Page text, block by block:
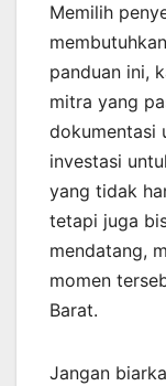
Memilih
panduan ini,
mitra yang
dokumentasi
investasi
yang tidak
tetapi juga
mendatang,
momen
Barat.
Jangan